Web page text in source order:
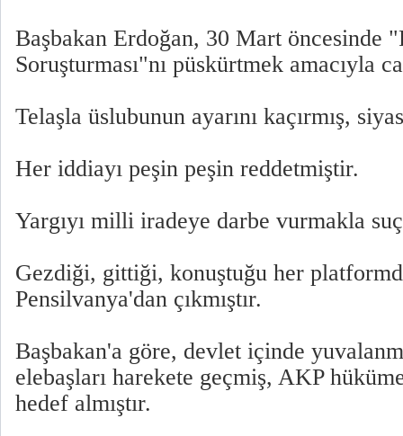
Başbakan Erdoğan, 30 Mart öncesinde
Soruşturması"nı püskürtmek amacıyla
Telaşla üslubunun ayarını kaçırmış,
Her iddiayı peşin peşin reddetmiştir.
Yargıyı milli iradeye darbe vurmakla
Gezdiği, gittiği, konuştuğu her
Pensilvanya'dan çıkmıştır.
Başbakan'a göre, devlet içinde
elebaşları harekete geçmiş, AKP
hedef almıştır.